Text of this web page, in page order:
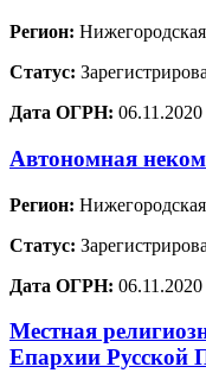
Регион:
Статус:
Дата ОГРН: 06.11.2020
Автономная
Регион:
Статус:
Дата ОГРН: 06.11.2020
Местная
Епархии Русской